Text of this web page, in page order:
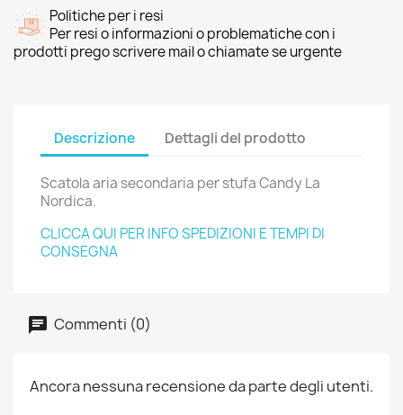
Politiche per i resi
Per resi o informazioni o problematiche con i
prodotti prego scrivere mail o chiamate se urgente
Descrizione Dettagli del prodotto
Scatola aria secondaria per stufa Candy La
Nordica.
CLICCA QUI PER INFO SPEDIZIONI E TEMPI DI
CONSEGNA
Commenti (0)
Ancora nessuna recensione da parte degli utenti.